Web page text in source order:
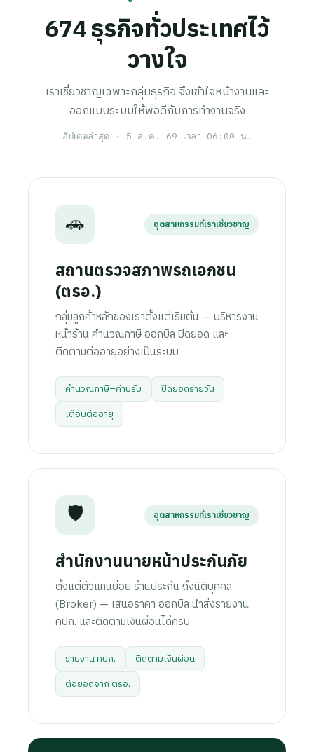
674ธุรกิจทั่วประเทศไว้
วางใจ
เราเชี่ยวชาญเฉพาะกลุ่มธุรกิจ จึงเข้าใจหน้างานและ
ออกแบบระบบให้พอดีกับการทำงานจริง
อัปเดตล่าสุด · 5 ส.ค. 69 เวลา 06:00 น.
🚗 อุตสาหกรรมที่เราเชี่ยวชาญ
สถานตรวจสภาพรถเอกชน
(ตรอ.)
กลุ่มลูกค้าหลักของเราตั้งแต่เริ่มต้น — บริหารงาน
หน้าร้าน คำนวณภาษี ออกบิล ปิดยอด และ
ติดตามต่ออายุอย่างเป็นระบบ
คำนวณภาษี–ค่าปรับ
ปิดยอดรายวัน
เตือนต่ออายุ
🛡️ อุตสาหกรรมที่เราเชี่ยวชาญ
สำนักงานนายหน้าประกันภัย
ตั้งแต่ตัวแทนย่อย ร้านประกัน ถึงนิติบุคคล
(Broker) — เสนอราคา ออกบิล นำส่งรายงาน
คปภ. และติดตามเงินผ่อนได้ครบ
รายงาน คปภ.
ติดตามเงินผ่อน
ต่อยอดจาก ตรอ.